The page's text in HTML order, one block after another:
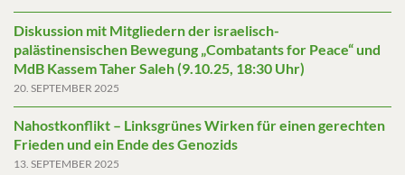
Diskussion mit Mitgliedern der israelisch-
palästinensischen Bewegung „Combatants for Peace“ und
MdB Kassem Taher Saleh (9.10.25, 18:30 Uhr)
20. SEPTEMBER 2025
Nahostkonflikt – Linksgrünes Wirken für einen gerechten
Frieden und ein Ende des Genozids
13. SEPTEMBER 2025